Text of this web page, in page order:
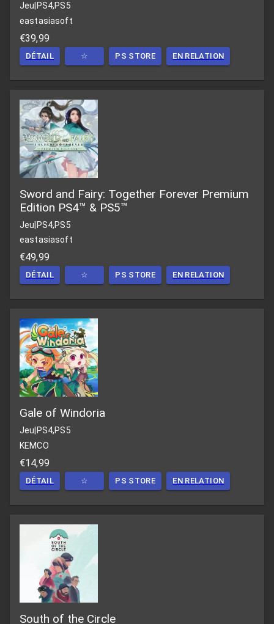
Jeu PS4,PS5
eastasiasoft
€39,99
DÉTAIL ☆ PS STORE EN RELATION
Sword and Fairy: Together Forever Premium
Edition PS4™ & PS5™
Jeu|PS4,PS5
eastasiasoft
€49,99
DÉTAIL ☆ PS STORE EN RELATION
Gale of Windoria
Jeu PS4,PS5
KEMCO
€14,99
DÉTAIL ☆ PS STORE EN RELATION
South of the Circle